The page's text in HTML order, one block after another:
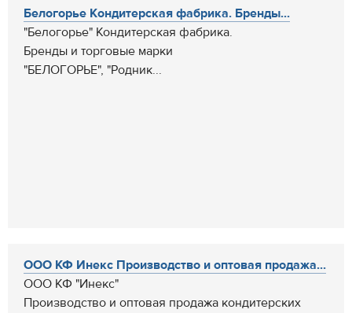
Белогорье Кондитерская фабрика. Бренды...
"Белогорье" Кондитерская фабрика.
Бренды и торговые марки
"БЕЛОГОРЬЕ", "Родник...
ООО КФ Инекс Производство и оптовая продажа...
ООО КФ "Инекс"
Производство и оптовая продажа кондитерских